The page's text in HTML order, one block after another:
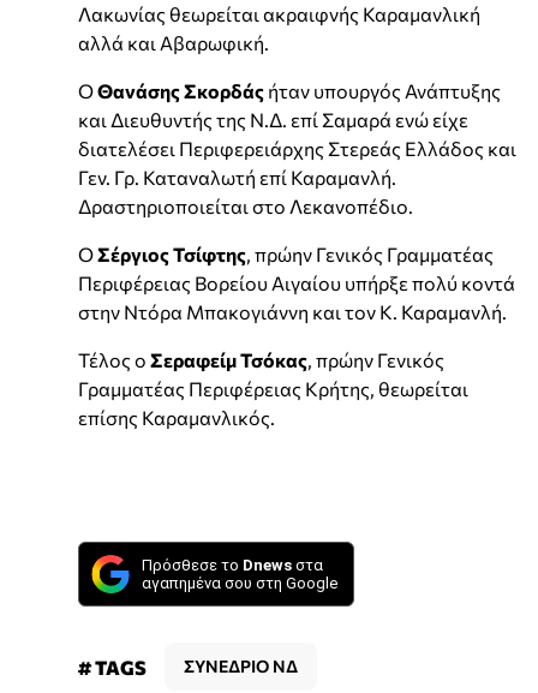
Λακωνίας θεωρείται ακραιφνής Καραμανλική
αλλά και Αβαρωφική.
ΟΘανάσης Σκορδάς ήταν υπουργός Ανάπτυξης
και Διευθυντής της Ν.Δ. επί Σαμαρά ενώ είχε
διατελέσει Περιφερειάρχης Στερεάς Ελλάδος και
Γεν. Γρ. Καταναλωτή επί Καραμανλή.
Δραστηριοποιείται στο Λεκανοπέδιο.
ΟΣέργιος Τσίφτης , πρώην Γενικός Γραμματέας
Περιφέρειας Βορείου Αιγαίου υπήρξε πολύ κοντά
στην Ντόρα Μπακογιάννη και τον Κ. Καραμανλή.
Τέλος ο Σεραφείμ Τσόκας , πρώην Γενικός
Γραμματέας Περιφέρειας Κρήτης, θεωρείται
επίσης Καραμανλικός.
Πρόσθεσε το Dnews στα
αγαπημένα σου στη Google
# TAGS ΣΥΝΕΔΡΙΟ ΝΔ